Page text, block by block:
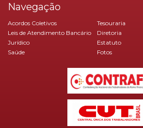
Navegação
Acordos Coletivos
Leis de Atendimento Bancário
Jurídico
Saúde
Tesouraria
Diretoria
Estatuto
Fotos